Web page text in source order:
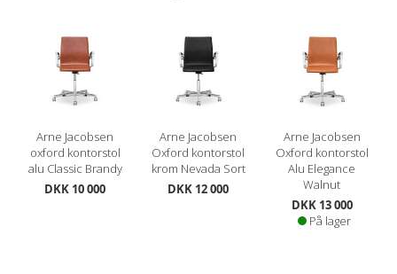
Arne Jacobsen
oxford kontorstol
alu Classic Brandy
DKK 10 000
Arne Jacobsen
Oxford kontorstol
krom Nevada Sort
DKK 12 000
Arne Jacobsen
Oxford kontorstol
Alu Elegance
Walnut
DKK 13 000
På lager